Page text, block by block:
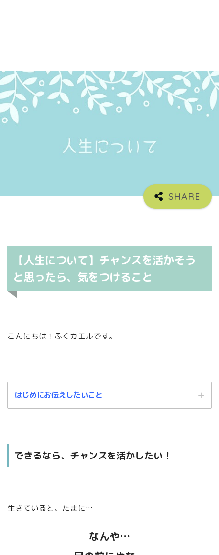
【人生について】チャンスを活かそう
と思ったら、気をつけること
こんにちは！ふくカエルです。
はじめにお伝えしたいこと
できるなら、チャンスを活かしたい！
生きていると、たまに…
なんや…